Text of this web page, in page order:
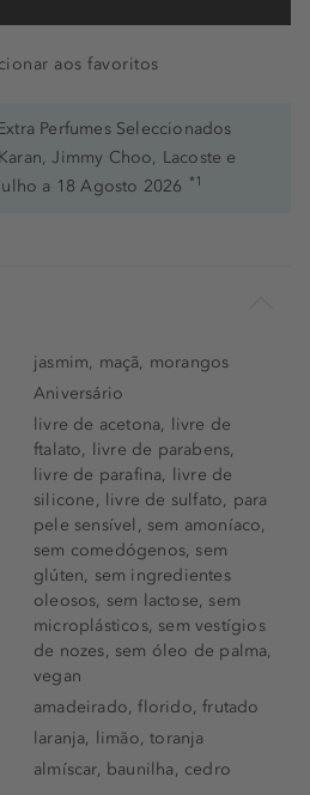
aos favoritos
Perfumes Seleccionados
Jimmy Choo, Lacoste e
a 18 Agosto 2026 *1
jasmim, maçã, morangos
Aniversário
livre de acetona, livre de
ftalato, livre de parabens,
livre de parafina, livre de
silicone, livre de sulfato, para
pele sensível, sem amoníaco,
sem comedógenos, sem
glúten, sem ingredientes
oleosos, sem lactose, sem
microplásticos, sem vestígios
de nozes, sem óleo de palma,
vegan
amadeirado, florido, frutado
laranja, limão, toranja
almíscar, baunilha, cedro